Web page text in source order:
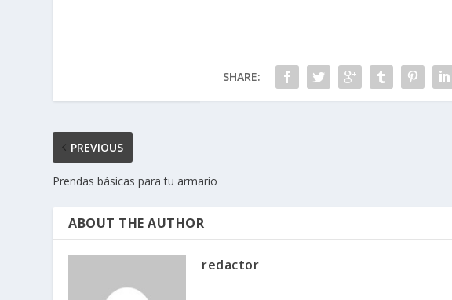
SHARE:
PREVIOUS
Prendas básicas para tu armario
ABOUT THE AUTHOR
redactor